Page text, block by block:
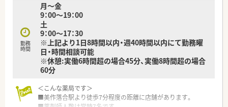
■岡山県内の真庭市や岡山市、総社市を中心に地域密着型の店舗
展開を行っており、地元に根差した安定経営を続けている法人で
す。
■共生という企業理念を掲げており、患者様だけでなく共に働く
仲間に対しても感謝の気持ちを忘れない社風が大きな特徴で
す。
■業績に連動した昇給制度や年2回の賞与支給など、頑張りがし
っかりと還元される仕組みが整っているため長く安心して働け
【求人情報について】
勤務
時間
月～金
9：00～19：00
土
9：00～17：30
※上記より1日8時間以内・週40時間以内にて勤務曜
日・時間相談可能
※休憩:実働6時間超の場合45分、実働8時間超の場合
60分
＜こんな薬局です＞
■美作落合駅より徒歩7分程度の距離に店舗があります。